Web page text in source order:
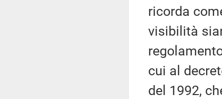
ricorda
visibilità
cui al
del 1992,